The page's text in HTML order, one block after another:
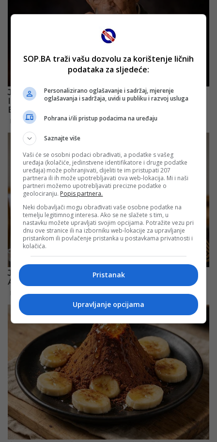
SOP.BA traži vašu dozvolu za korištenje ličnih
podataka za sljedeće:
Personalizirano oglašavanje i sadržaj, mjerenje
oglašavanja i sadržaja, uvidi u publiku i razvoj usluga
Pohrana i/ili pristup podacima na uređaju
Saznajte više
Vaši će se osobni podaci obrađivati, a podatke s vašeg
uređaja (kolačiće, jedinstvene identifikatore i druge podatke
uređaja) može pohranjivati, dijeliti te im pristupati 207
partnera ili ih može upotrebljavati ova web-lokacija. Mi i naši
partneri možemo upotrebljavati precizne podatke o
geolociranju. Popis partnera.
Neki dobavljači mogu obrađivati vaše osobne podatke na
temelju legitimnog interesa. Ako se ne slažete s tim, u
nastavku možete upravljati svojim opcijama. Potražite vezu pri
dnu ove stranice ili na izborniku web-lokacije za upravljanje
pristankom ili povlačenje pristanka u postavkama privatnosti i
kolačića.
Pristanak
Upravljanje opcijama